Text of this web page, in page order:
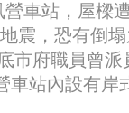
車站，屋樑
震，恐有倒
市府職員曾
站內設有岸